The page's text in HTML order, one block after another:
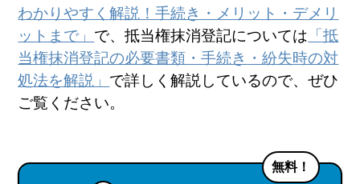
わかりやすく解説！手続き・メリット・デメリ
ットまで」 で、抵当権抹消登記については 「抵
当権抹消登記の必要書類・手続き・紛失時の対
処法を解説」 で詳しく解説しているので、ぜひ
ご覧ください。
無料！